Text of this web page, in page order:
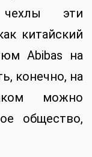
чехлы эти
китайский
Abibas на
конечно, на
можно
общество,